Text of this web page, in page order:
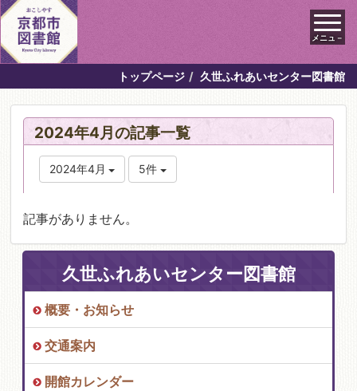
メニュ－
トップページ 久世ふれあいセンター図書館
2024年4月の記事一覧
2024年4月 5件
記事がありません。
久世ふれあいセンター図書館
概要・お知らせ
交通案内
開館カレンダー